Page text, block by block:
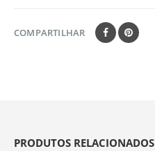
COMPARTILHAR
PRODUTOS RELACIONADOS